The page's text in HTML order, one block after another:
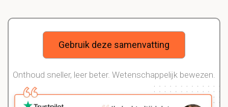
Gebruik deze samenvatting
Onthoud sneller, leer beter. Wetenschappelijk bewezen.